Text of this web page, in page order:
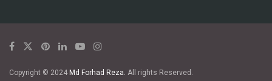
Copyright © 2024 Md Forhad Reza. All rights Reserved.